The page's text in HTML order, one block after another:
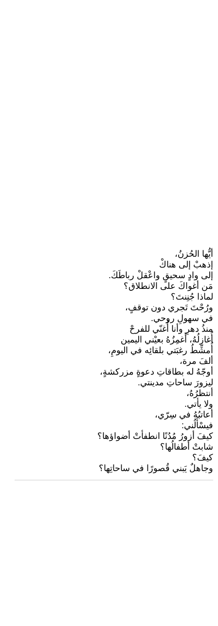
أيُّها الحُزنُ،
إذهبْ إلى هناكْ
إلى وادٍ سحيقٍ واعْقلْ رباطَكَ.
مَن أغواكَ على الانطلاق؟
لماذا جُنِنتَ؟
ورُحْتَ تَجري دون توقفٍ،
في سهولِ روحي.
منذُ دهرِ وأنا أُغنّي للفرحْ
أُغازلُهُ، أَغمِزُهُ بعيْني اليمين
أُمشِّطُ رغبَتي بلقائِه في اليومِ،
ألفَ مرة،
أوجّهُ له بطاقاتِ دعوةٍ مزركشةٍ،
ليزورَ ساحاتِ مدينتي.
أنتظرُهُ،
ولا يأتي.
أعاتبُهُ في سِرّي،
فيسْأَلُني:
كيفَ أزورُ مُدُنًا انطفأتْ أضواؤها؟
شابتْ أطفالُها؟
كيفَ؟
وجاهلٌ يَبني قُصورًا في ساحاتِها؟